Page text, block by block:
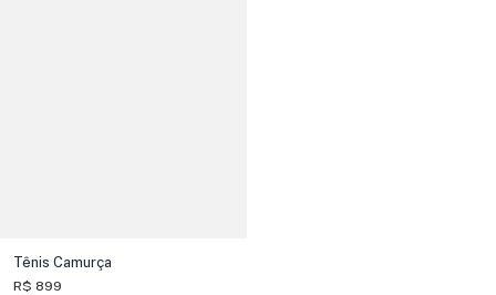
Tênis Camurça
R$ 899